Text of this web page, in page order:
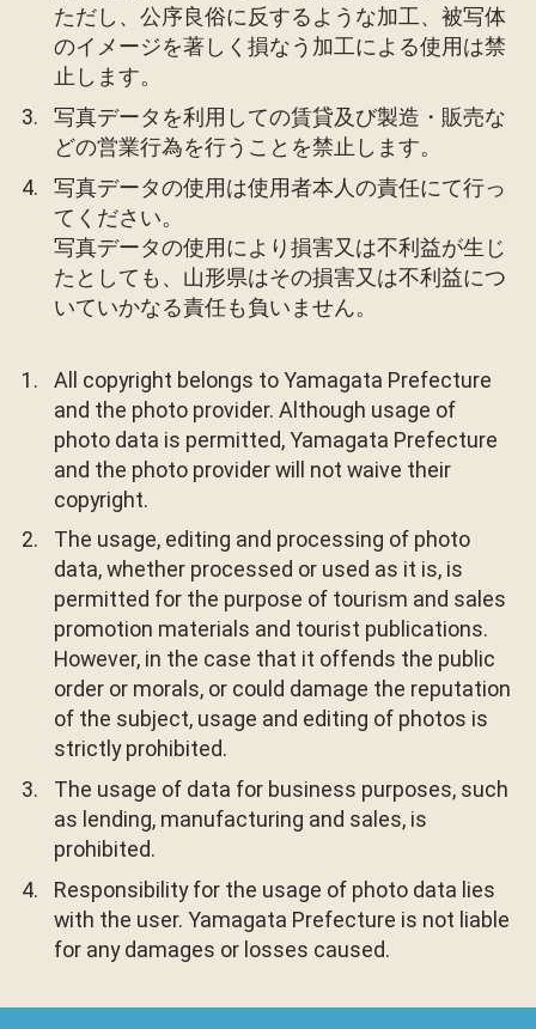
ただし、公序良俗に反するような加工、被写体
のイメージを著しく損なう加工による使用は禁
止します。
写真データを利用しての賃貸及び製造・販売な
どの営業行為を行うことを禁止します。
写真データの使用は使用者本人の責任にて行っ
てください。
写真データの使用により損害又は不利益が生じ
たとしても、山形県はその損害又は不利益につ
いていかなる責任も負いません。
All copyright belongs to Yamagata Prefecture
and the photo provider. Although usage of
photo data is permitted, Yamagata Prefecture
and the photo provider will not waive their
copyright.
The usage, editing and processing of photo
data, whether processed or used as it is, is
permitted for the purpose of tourism and sales
promotion materials and tourist publications.
However, in the case that it offends the public
order or morals, or could damage the reputation
of the subject, usage and editing of photos is
strictly prohibited.
The usage of data for business purposes, such
as lending, manufacturing and sales, is
prohibited.
Responsibility for the usage of photo data lies
with the user. Yamagata Prefecture is not liable
for any damages or losses caused.